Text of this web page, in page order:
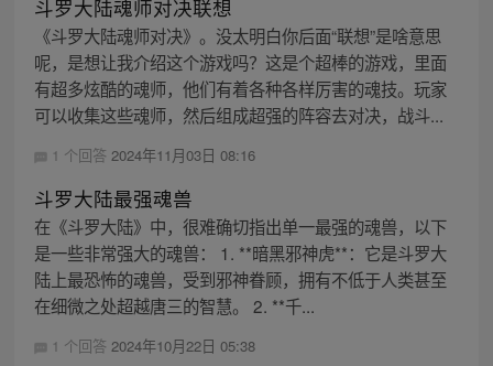
斗罗大陆魂师对决联想
《斗罗大陆魂师对决》。没太明白你后面“联想”是啥意思
呢，是想让我介绍这个游戏吗？这是个超棒的游戏，里面
有超多炫酷的魂师，他们有着各种各样厉害的魂技。玩家
可以收集这些魂师，然后组成超强的阵容去对决，战斗...
1 个回答 2024年11月03日 08:16
斗罗大陆最强魂兽
在《斗罗大陆》中，很难确切指出单一最强的魂兽，以下
是一些非常强大的魂兽： 1. **暗黑邪神虎**：它是斗罗大
陆上最恐怖的魂兽，受到邪神眷顾，拥有不低于人类甚至
在细微之处超越唐三的智慧。 2. **千...
1 个回答 2024年10月22日 05:38